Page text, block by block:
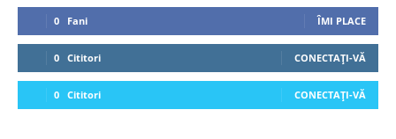
0 Fani ÎMI PLACE
0 Cititori CONECTAȚI-VĂ
0 Cititori CONECTAȚI-VĂ